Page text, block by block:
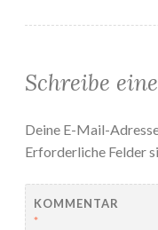
Schreibe
Deine E-Mail-
Erforderliche Felder
KOMMENTAR
*